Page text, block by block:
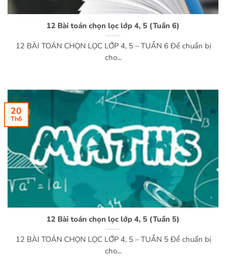
12 Bài toán chọn lọc lớp 4, 5 (Tuần 6)
12 BÀI TOÁN CHỌN LỌC LỚP 4, 5 – TUẦN 6 Để chuẩn bị
cho...
12 Bài toán chọn lọc lớp 4, 5 (Tuần 5)
12 BÀI TOÁN CHỌN LỌC LỚP 4, 5 – TUẦN 5 Để chuẩn bị
cho...
20
Th6